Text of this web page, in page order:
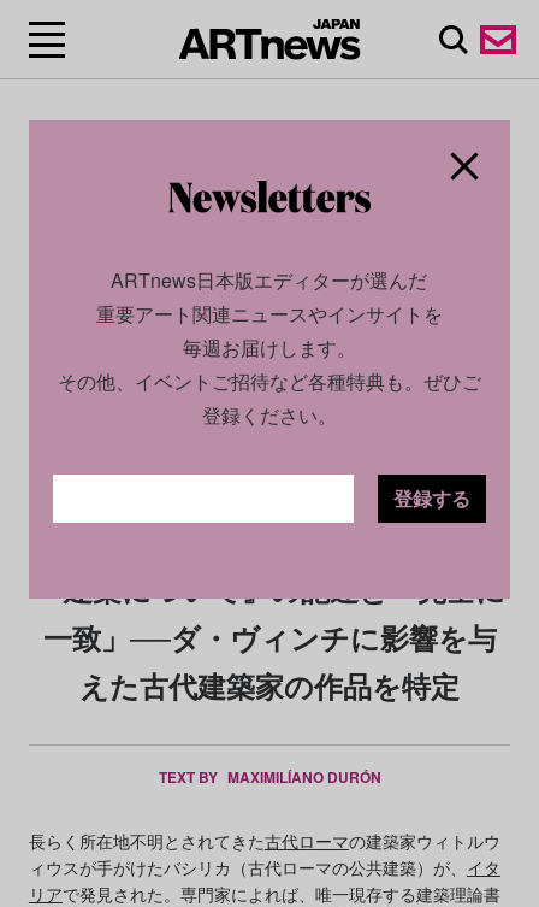
2026.01.21
『建築について』の記述と「完全に
一致」──ダ・ヴィンチに影響を与
えた古代建築家の作品を特定
TEXT BY MAXIMILÍANO DURÓN
長らく所在地不明とされてきた古代ローマの建築家ウィトルウ
ィウスが手がけたバシリカ（古代ローマの公共建築）が、 イタ
リアで発見された。専門家によれば、唯一現存する建築理論書
ARTnews日本版エディターが選んだ
重要アート関連ニュースやインサイトを
毎週お届けします。
その他、イベントご招待など各種特典も。ぜひご
登録ください。
登録する